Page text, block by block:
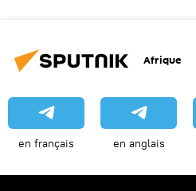
Afrique
en français en anglais